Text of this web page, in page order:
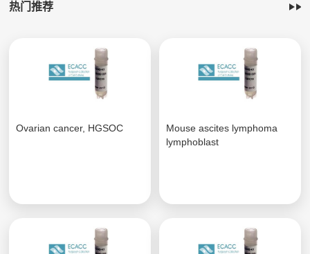
热门推荐
Ovarian cancer, HGSOC
Mouse ascites lymphoma
lymphoblast